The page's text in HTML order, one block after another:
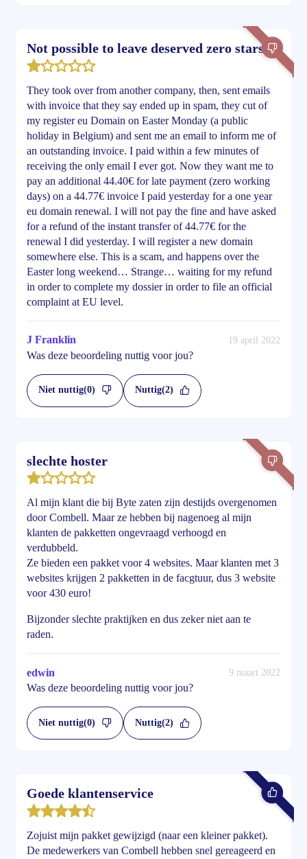
Not possible to leave deserved zero stars
They took over from another company, then, sent emails
with invoice that they say ended up in spam, they cut of
my register eu Domain on Easter Monday (a public
holiday in Belgium) and sent me an email to inform me of
an outstanding invoice. I paid within a few minutes of
receiving the only email I ever got. Now they want me to
pay an additional 44.40€ for late payment (zero working
days) on a 44.77€ invoice I paid yesterday for a one year
eu domain renewal. I will not pay the fine and have asked
for a refund of the instant transfer of 44.77€ for the
renewal I did yesterday. I will register a new domain
somewhere else. This is a scam, and happens over the
Easter long weekend… Strange… waiting for my refund
in order to complete my dossier in order to file an official
complaint at EU level.
J Franklin 19 april 2022
Was deze beoordeling nuttig voor jou?
Niet nuttig(0) Nuttig(2)
slechte hoster
Al mijn klant die bij Byte zaten zijn destijds overgenomen
door Combell. Maar ze hebben bij nagenoeg al mijn
klanten de pakketten ongevraagd verhoogd en
verdubbeld.
Ze bieden een pakket voor 4 websites. Maar klanten met 3
websites krijgen 2 pakketten in de facgtuur, dus 3 website
voor 430 euro!
Bijzonder slechte praktijken en dus zeker niet aan te
raden.
edwin 9 maart 2022
Was deze beoordeling nuttig voor jou?
Niet nuttig(0) Nuttig(2)
Goede klantenservice
Zojuist mijn pakket gewijzigd (naar een kleiner pakket).
De medewerkers van Combell hebben snel gereageerd en